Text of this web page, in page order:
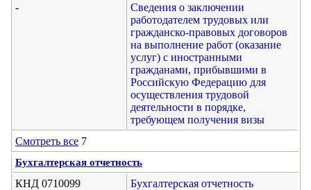
-
Сведения о заключении
работодателем трудовых или
гражданско-правовых договоров
на выполнение работ (оказание
услуг) с иностранными
гражданами, прибывшими в
Российскую Федерацию для
осуществления трудовой
деятельности в порядке,
требующем получения визы
Смотреть все 7
Бухгалтерская отчетность
КНД 0710099
Бухгалтерская отчетность